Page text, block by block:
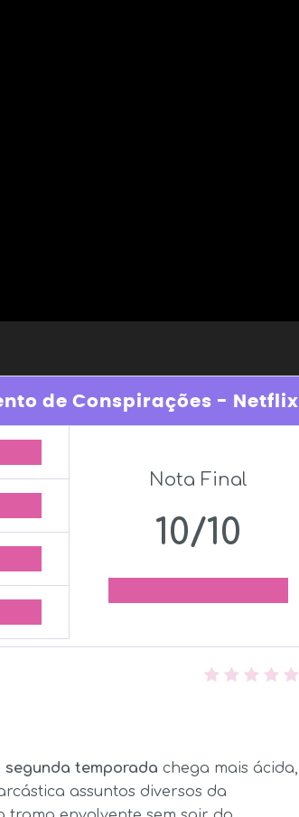
de Conspirações - Netflix
Nota Final
10/10
segunda temporada chega mais ácida,
assuntos diversos da